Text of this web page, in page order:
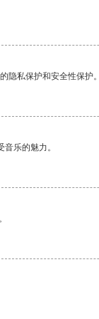
隐私保护和安全性保护
乐的魅力。